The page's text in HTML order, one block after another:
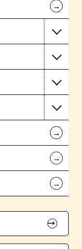
←
←
←
←